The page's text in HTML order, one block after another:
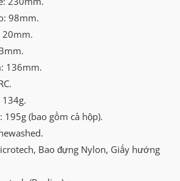
98mm.
20mm.
136mm.
(bao gồm cả hộp).
Bao đựng Nylon, Giấy hướng